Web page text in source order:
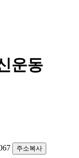
운동
주소복사